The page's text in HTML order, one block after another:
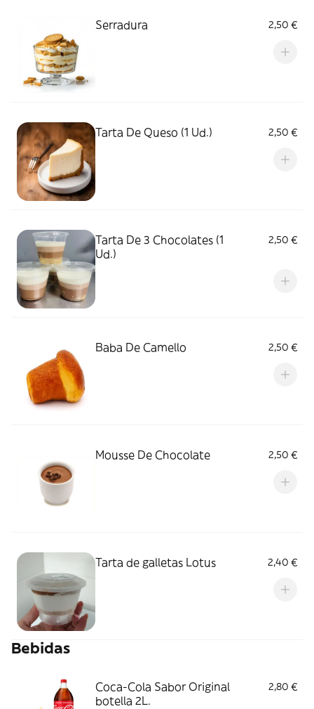
Serradura 2,50 €
Tarta De Queso (1 Ud.) 2,50 €
Tarta De 3 Chocolates (1
Ud.)
2,50 €
Baba De Camello 2,50 €
Mousse De Chocolate 2,50 €
Tarta de galletas Lotus 2,40 €
Bebidas
Coca-Cola Sabor Original
botella 2L.
2,80 €